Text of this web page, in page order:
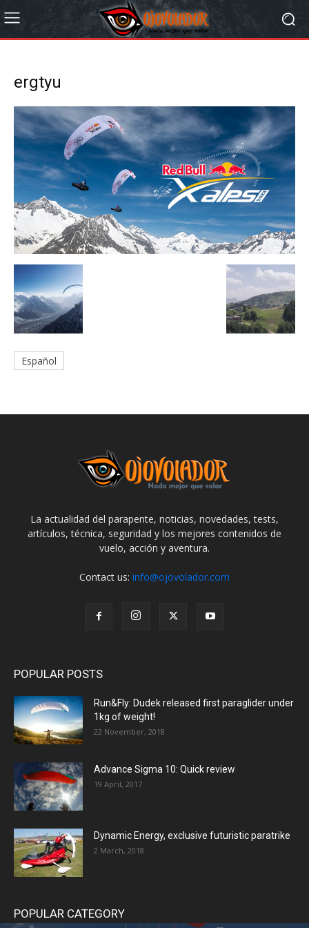
ergtyu
Español
La actualidad del parapente, noticias, novedades, tests,
artículos, técnica, seguridad y los mejores contenidos de
vuelo, acción y aventura.
Contact us: info@ojovolador.com
POPULAR POSTS
Run&Fly: Dudek released first paraglider under
1kg of weight!
22 November, 2018
Advance Sigma 10: Quick review
19 April, 2017
Dynamic Energy, exclusive futuristic paratrike
2 March, 2018
POPULAR CATEGORY